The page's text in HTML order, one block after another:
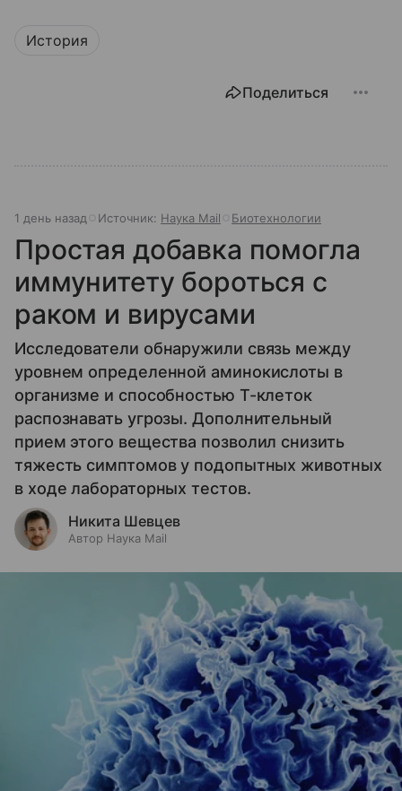
История
Поделиться
1 день назад Источник: Наука Mail Биотехнологии
Простая добавка помогла
иммунитету бороться с
раком и вирусами
Исследователи обнаружили связь между
уровнем определенной аминокислоты в
организме и способностью Т-клеток
распознавать угрозы. Дополнительный
прием этого вещества позволил снизить
тяжесть симптомов у подопытных животных
в ходе лабораторных тестов.
Никита Шевцев
Автор Наука Mail